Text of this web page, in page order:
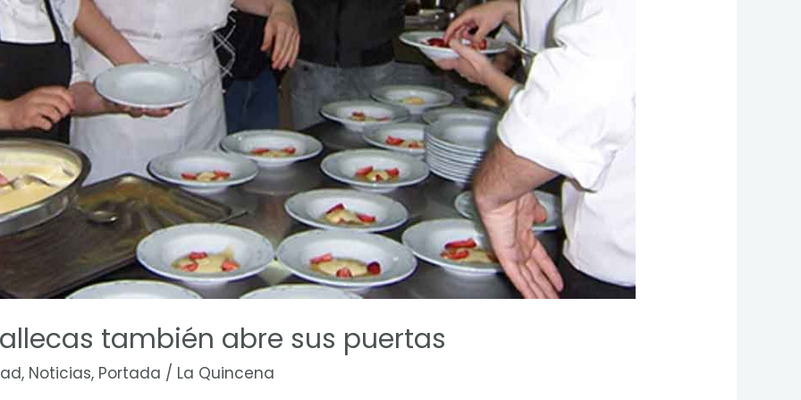
también abre sus puertas
, Noticias, Portada / La Quincena